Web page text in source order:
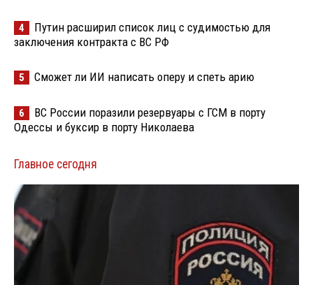
4
Путин расширил список лиц с судимостью для
заключения контракта с ВС РФ
5 Сможет ли ИИ написать оперу и спеть арию
6
ВС России поразили резервуары с ГСМ в порту
Одессы и буксир в порту Николаева
Главное сегодня